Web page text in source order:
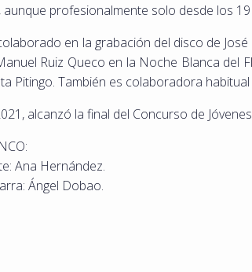
aunque profesionalmente solo desde los
en la grabación del disco de
Ruiz Queco en la Noche Blanca del
Pitingo. También es colaboradora
alcanzó la final del Concurso de
Ana Hernández.
Ángel Dobao.